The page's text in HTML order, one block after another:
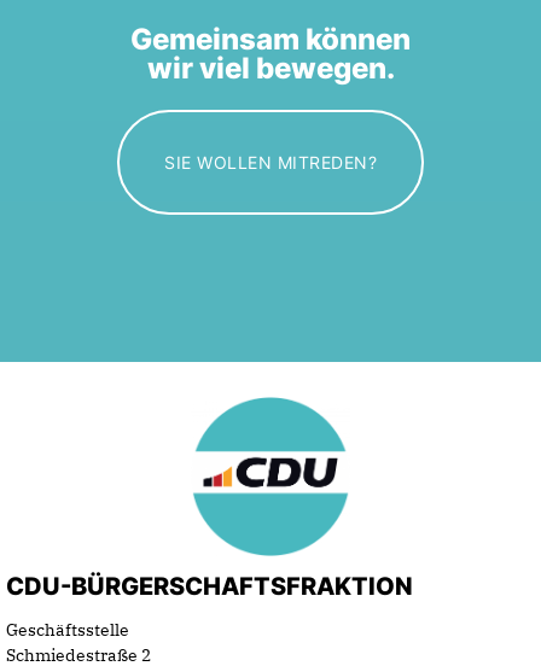
Gemeinsam können
wir viel bewegen.
SIE WOLLEN MITREDEN?
CDU-BÜRGERSCHAFTSFRAKTION
Geschäftsstelle
Schmiedestraße 2